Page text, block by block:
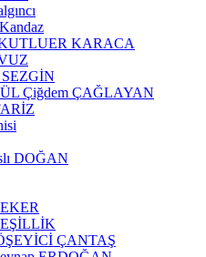
KARACA
Çiğdem ÇAĞLAYAN
DOĞAN
ÇANTAŞ